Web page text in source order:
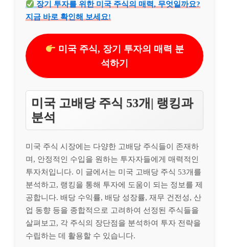
장기 투자를 위한 미국 주식의 매력, 무엇일까요?
지금 바로 확인해 보세요!
미국 주식, 장기 투자의 매력 분
석하기
미국 고배당 주식 53개| 랭킹과
분석
미국 주식 시장에는 다양한 고배당 주식들이 존재하
며, 안정적인 수입을 원하는 투자자들에게 매력적인
투자처입니다. 이 글에서는 미국 고배당 주식 53개를
분석하고, 랭킹을 통해 투자에 도움이 되는 정보를 제
공합니다. 배당 수익률, 배당 성장률, 재무 건전성, 산
업 동향 등을 종합적으로 고려하여 선정된 주식들을
살펴보고, 각 주식의 장단점을 분석하여 투자 전략을
수립하는 데 활용할 수 있습니다.